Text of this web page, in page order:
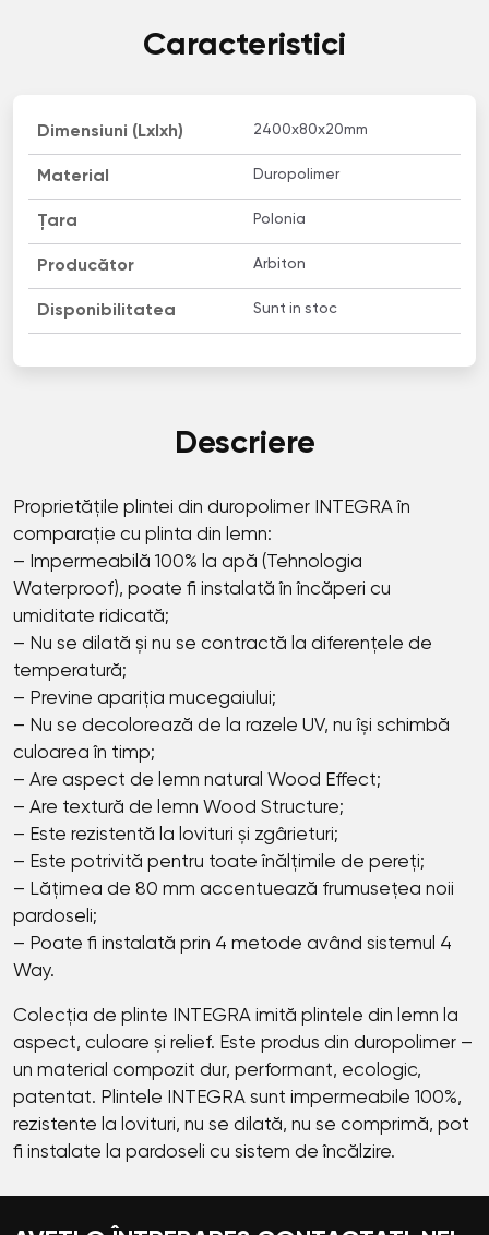
Caracteristici
Dimensiuni (Lxlxh) 2400х80х20mm
Material Duropolimer
Țara Polonia
Producător Arbiton
Disponibilitatea Sunt in stoc
Descriere
Proprietățile plintei din duropolimer INТЕGRА în
comparație cu plinta din lemn:
– Impermeabilă 100% la apă (Tehnologia
Waterproof), poate fi instalată în încăperi cu
umiditate ridicată;
– Nu se dilată și nu se contractă la diferențele de
temperatură;
– Previne apariția mucegaiului;
– Nu se decolorează de la razele UV, nu își schimbă
culoarea în timp;
– Are aspect de lemn natural Wood Effect;
– Are textură de lemn Wood Structure;
– Este rezistentă la lovituri și zgârieturi;
– Este potrivită pentru toate înălțimile de pereți;
– Lățimea de 80 mm accentuează frumusețea noii
pardoseli;
– Poate fi instalată prin 4 metode având sistemul 4
Way.
Colecția de plinte INТЕGRА imită plintele din lemn la
aspect, culoare și relief. Este produs din duropolimer –
un material compozit dur, performant, ecologic,
patentat. Plintele INТЕGRА sunt impermeabile 100%,
rezistente la lovituri, nu se dilată, nu se comprimă, pot
fi instalate la pardoseli cu sistem de încălzire.